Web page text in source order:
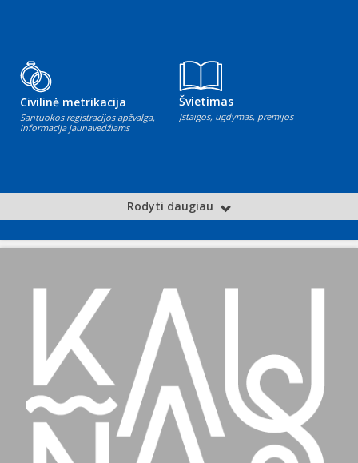
Civilinė metrikacija
Santuokos registracijos apžvalga,
informacija jaunavedžiams
Švietimas
Įstaigos, ugdymas, premijos
Rodyti daugiau